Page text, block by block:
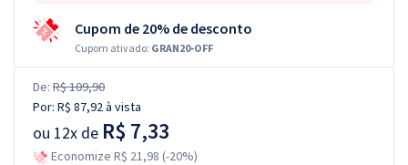
Cupom de 20% de desconto
Cupom ativado: GRAN20-OFF
De: R$ 109,90
Por: R$ 87,92à vista
ou 12x de R$ 7,33
Economize R$ 21,98 (-20%)